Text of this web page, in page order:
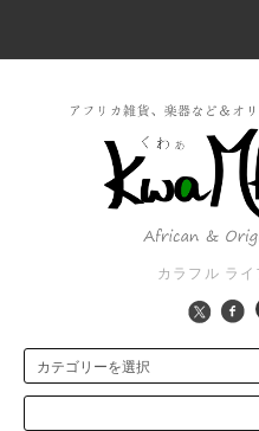
カラフル ラ